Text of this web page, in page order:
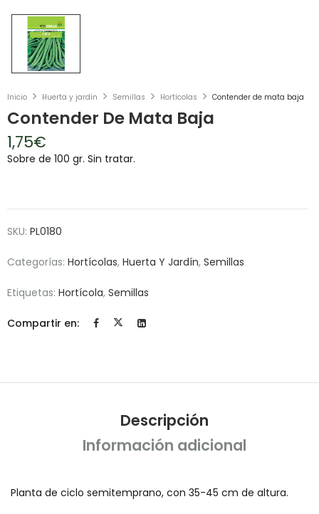
Inicio Huerta y jardín Semillas Hortícolas Contender de mata baja
Contender De Mata Baja
1,75€
Sobre de 100 gr. Sin tratar.
SKU: PL0180
Categorías: Hortícolas, Huerta Y Jardín, Semillas
Etiquetas: Hortícola, Semillas
Compartir en:
Descripción
Información adicional
Planta de ciclo semitemprano, con 35-45 cm de altura.